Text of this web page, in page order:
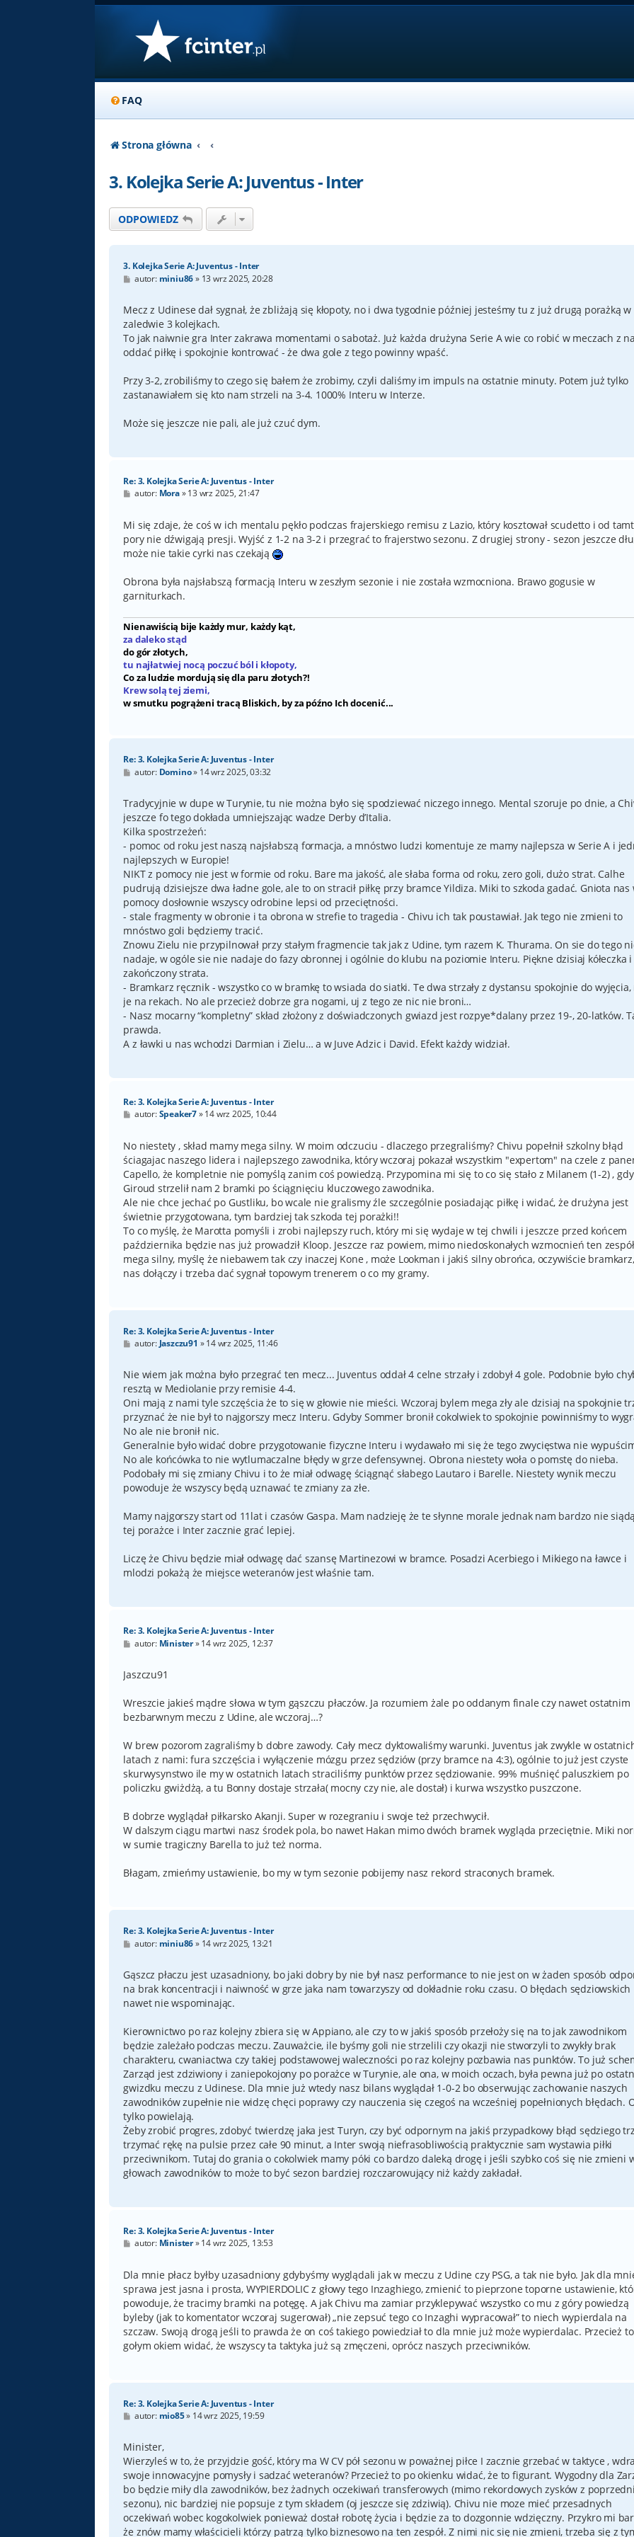
FAQ
Strona główna
3. Kolejka Serie A: Juventus - Inter
ODPOWIEDZ
3. Kolejka Serie A: Juventus - Inter
P
t
autor: miniu86» 13 wrz 2025, 20:28
Mecz z Udinese dał sygnał, że zbliżają się kłopoty, no i dwa tygodnie później jesteśmy tu z już drugą porażką w
zaledwie 3 kolejkach.
To jak naiwnie gra Inter zakrawa momentami o sabotaż. Już każda drużyna Serie A wie co robić w meczach z
oddać piłkę i spokojnie kontrować - że dwa gole z tego powinny wpaść.
Przy 3-2, zrobiliśmy to czego się bałem że zrobimy, czyli daliśmy im impuls na ostatnie minuty. Potem już tylko
zastanawiałem się kto nam strzeli na 3-4. 1000% Interu w Interze.
Może się jeszcze nie pali, ale już czuć dym.
Re: 3. Kolejka Serie A: Juventus - Inter
P
t
autor: Mora»13 wrz 2025, 21:47
Mi się zdaje, że coś w ich mentalu pękło podczas frajerskiego remisu z Lazio, który kosztował scudetto i od
pory nie dźwigają presji. Wyjść z 1-2 na 3-2 i przegrać to frajerstwo sezonu. Z drugiej strony - sezon jeszcze
może nie takie cyrki nas czekają
Obrona była najsłabszą formacją Interu w zeszłym sezonie i nie została wzmocniona. Brawo gogusie w
garniturkach.
Nienawiścią bije każdy mur, każdy kąt,
za daleko stąd
do gór złotych,
tu najłatwiej nocą poczuć ból i kłopoty,
Co za ludzie mordują się dla paru złotych?!
Krew solą tej ziemi,
w smutku pogrążeni tracą Bliskich, by za późno Ich docenić...
Re: 3. Kolejka Serie A: Juventus - Inter
P
t
autor: Domino» 14 wrz 2025, 03:32
Tradycyjnie w dupe w Turynie, tu nie można było się spodziewać niczego innego. Mental szoruje po dnie, a
jeszcze fo tego dokłada umniejszając wadze Derby d’Italia.
Kilka spostrzeżeń:
- pomoc od roku jest naszą najsłabszą formacja, a mnóstwo ludzi komentuje ze mamy najlepsza w Serie A i
najlepszych w Europie!
NIKT z pomocy nie jest w formie od roku. Bare ma jakość, ale słaba forma od roku, zero goli, dużo strat. Calhe
pudrują dzisiejsze dwa ładne gole, ale to on stracił piłkę przy bramce Yildiza. Miki to szkoda gadać. Gniota nas
pomocy dosłownie wszyscy odrobine lepsi od przeciętności.
- stale fragmenty w obronie i ta obrona w strefie to tragedia - Chivu ich tak poustawiał. Jak tego nie zmieni to
mnóstwo goli będziemy tracić.
Znowu Zielu nie przypilnował przy stałym fragmencie tak jak z Udine, tym razem K. Thurama. On sie do tego
nadaje, w ogóle sie nie nadaje do fazy obronnej i ogólnie do klubu na poziomie Interu. Piękne dzisiaj kółeczka
zakończony strata.
- Bramkarz ręcznik - wszystko co w bramkę to wsiada do siatki. Te dwa strzały z dystansu spokojnie do
je na rekach. No ale przecież dobrze gra nogami, uj z tego ze nic nie broni…
- Nasz mocarny “kompletny” skład złożony z doświadczonych gwiazd jest rozpye*dalany przez 19-, 20-latków.
prawda.
A z ławki u nas wchodzi Darmian i Zielu… a w Juve Adzic i David. Efekt każdy widział.
Re: 3. Kolejka Serie A: Juventus - Inter
P
t
autor:Speaker7»14 wrz 2025, 10:44
No niestety , skład mamy mega silny. W moim odczuciu - dlaczego przegraliśmy? Chivu popełnił szkolny błąd
ściagajac naszego lidera i najlepszego zawodnika, który wczoraj pokazał wszystkim "expertom" na czele z
Capello, że kompletnie nie pomyślą zanim coś powiedzą. Przypomina mi się to co się stało z Milanem (1-2) , gdy
Giroud strzelił nam 2 bramki po ściągnięciu kluczowego zawodnika.
Ale nie chce jechać po Gustliku, bo wcale nie gralismy źle szczególnie posiadając piłkę i widać, że drużyna jest
świetnie przygotowana, tym bardziej tak szkoda tej porażki!!
To co myślę, że Marotta pomyśli i zrobi najlepszy ruch, który mi się wydaje w tej chwili i jeszcze przed końcem
października będzie nas już prowadził Kloop. Jeszcze raz powiem, mimo niedoskonałych wzmocnień ten
mega silny, myślę że niebawem tak czy inaczej Kone , może Lookman i jakiś silny obrońca, oczywiście
nas dołączy i trzeba dać sygnał topowym trenerem o co my gramy.
Re: 3. Kolejka Serie A: Juventus - Inter
P
t
autor: Jaszczu91 »14 wrz 2025, 11:46
Nie wiem jak można było przegrać ten mecz... Juventus oddał 4 celne strzały i zdobył 4 gole. Podobnie było
resztą w Mediolanie przy remisie 4-4.
Oni mają z nami tyle szczęścia że to się w głowie nie mieści. Wczoraj bylem mega zły ale dzisiaj na spokojnie
przyznać że nie był to najgorszy mecz Interu. Gdyby Sommer bronił cokolwiek to spokojnie powinniśmy to
No ale nie bronił nic.
Generalnie było widać dobre przygotowanie fizyczne Interu i wydawało mi się że tego zwycięstwa nie
No ale końcówka to nie wytlumaczalne błędy w grze defensywnej. Obrona niestety woła o pomstę do nieba.
Podobały mi się zmiany Chivu i to że miał odwagę ściągnąć słabego Lautaro i Barelle. Niestety wynik meczu
powoduje że wszyscy będą uznawać te zmiany za złe.
Mamy najgorszy start od 11lat i czasów Gaspa. Mam nadzieję że te słynne morale jednak nam bardzo nie
tej porażce i Inter zacznie grać lepiej.
Liczę że Chivu będzie miał odwagę dać szansę Martinezowi w bramce. Posadzi Acerbiego i Mikiego na ławce i
mlodzi pokażą że miejsce weteranów jest właśnie tam.
Re: 3. Kolejka Serie A: Juventus - Inter
P
t
autor: Minister»14 wrz 2025, 12:37
Jaszczu91
Wreszcie jakieś mądre słowa w tym gąszczu płaczów. Ja rozumiem żale po oddanym finale czy nawet ostatnim
bezbarwnym meczu z Udine, ale wczoraj…?
W brew pozorom zagraliśmy b dobre zawody. Cały mecz dyktowaliśmy warunki. Juventus jak zwykle w
latach z nami: fura szczęścia i wyłączenie mózgu przez sędziów (przy bramce na 4:3), ogólnie to już jest czyste
skurwysynstwo ile my w ostatnich latach straciliśmy punktów przez sędziowanie. 99% muśnięć paluszkiem po
policzku gwiżdżą, a tu Bonny dostaje strzała( mocny czy nie, ale dostał) i kurwa wszystko puszczone.
B dobrze wyglądał piłkarsko Akanji. Super w rozegraniu i swoje też przechwycił.
W dalszym ciągu martwi nasz środek pola, bo nawet Hakan mimo dwóch bramek wygląda przeciętnie. Miki
w sumie tragiczny Barella to już też norma.
Błagam, zmieńmy ustawienie, bo my w tym sezonie pobijemy nasz rekord straconych bramek.
Re: 3. Kolejka Serie A: Juventus - Inter
P
t
autor: miniu86» 14 wrz 2025, 13:21
Gąszcz płaczu jest uzasadniony, bo jaki dobry by nie był nasz performance to nie jest on w żaden sposób
na brak koncentracji i naiwność w grze jaka nam towarzyszy od dokładnie roku czasu. O błędach sędziowskich
nawet nie wspominając.
Kierownictwo po raz kolejny zbiera się w Appiano, ale czy to w jakiś sposób przełoży się na to jak zawodnikom
będzie zależało podczas meczu. Zauważcie, ile byśmy goli nie strzelili czy okazji nie stworzyli to zwykły brak
charakteru, cwaniactwa czy takiej podstawowej waleczności po raz kolejny pozbawia nas punktów. To już
Zarząd jest zdziwiony i zaniepokojony po porażce w Turynie, ale ona, w moich oczach, była pewna już po
gwizdku meczu z Udinese. Dla mnie już wtedy nasz bilans wyglądał 1-0-2 bo obserwując zachowanie naszych
zawodników zupełnie nie widzę chęci poprawy czy nauczenia się czegoś na wcześniej popełnionych błędach.
tylko powielają.
Żeby zrobić progres, zdobyć twierdzę jaka jest Turyn, czy być odpornym na jakiś przypadkowy błąd sędziego
trzymać rękę na pulsie przez całe 90 minut, a Inter swoją niefrasobliwością praktycznie sam wystawia piłki
przeciwnikom. Tutaj do grania o cokolwiek mamy póki co bardzo daleką drogę i jeśli szybko coś się nie zmieni
głowach zawodników to może to być sezon bardziej rozczarowujący niż każdy zakładał.
Re: 3. Kolejka Serie A: Juventus - Inter
P
t
autor: Minister»14 wrz 2025, 13:53
Dla mnie płacz byłby uzasadniony gdybyśmy wyglądali jak w meczu z Udine czy PSG, a tak nie było. Jak dla
sprawa jest jasna i prosta, WYPIERDOLIC z głowy tego Inzaghiego, zmienić to pieprzone toporne ustawienie,
powoduje, że tracimy bramki na potęgę. A jak Chivu ma zamiar przyklepywać wszystko co mu z góry powiedzą
byleby (jak to komentator wczoraj sugerował) „nie zepsuć tego co Inzaghi wypracował” to niech wypierdala na
szczaw. Swoją drogą jeśli to prawda że on coś takiego powiedział to dla mnie już może wypierdalac. Przecież to
gołym okiem widać, że wszyscy ta taktyka już są zmęczeni, oprócz naszych przeciwników.
Re: 3. Kolejka Serie A: Juventus - Inter
P
t
autor: mio85» 14 wrz 2025, 19:59
Minister,
Wierzyleś w to, że przyjdzie gość, który ma W CV pół sezonu w poważnej piłce I zacznie grzebać w taktyce ,
swoje innowacyjne pomysły i sadzać weteranów? Przecież to po okienku widać, że to figurant. Wygodny dla
bo będzie miły dla zawodników, bez żadnych oczekiwań transferowych (mimo rekordowych zysków z
sezonu), nic bardziej nie popsuje z tym składem (oj jeszcze się zdziwią). Chivu nie moze mieć przesadnych
oczekiwań wobec kogokolwiek ponieważ dostał robotę życia i będzie za to dozgonnie wdzięczny. Przykro mi
że znów mamy właścicieli którzy patrzą tylko biznesowo na ten zespół. Z nimi nic się nie zmieni, trzeba się z